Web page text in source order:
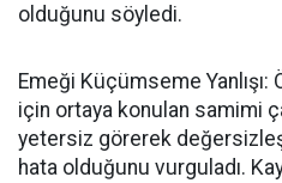
olduğunu söyledi.
Emeği Küçümseme Yanlışı:
için ortaya konulan samimi
yetersiz görerek
hata olduğunu vurguladı.